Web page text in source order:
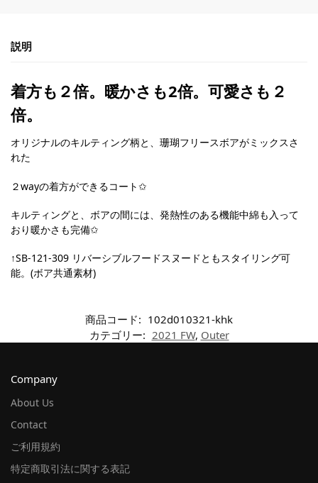
説明
着方も２倍。暖かさも2倍。可愛さも２
倍。
オリジナルのキルティング柄と、珊瑚フリースボアがミックスさ
れた
２wayの着方ができるコート✩
キルティングと、ボアの間には、発熱性のある機能中綿も入って
おり暖かさも完備✩
↑SB-121-309 リバーシブルフードスヌードともスタイリング可
能。(ボア共通素材)
商品コード: 102d010321-khk
カテゴリー: 2021 FW, Outer
Company
About Us
Contact
ご利用規約
特定商取引法に関する表記